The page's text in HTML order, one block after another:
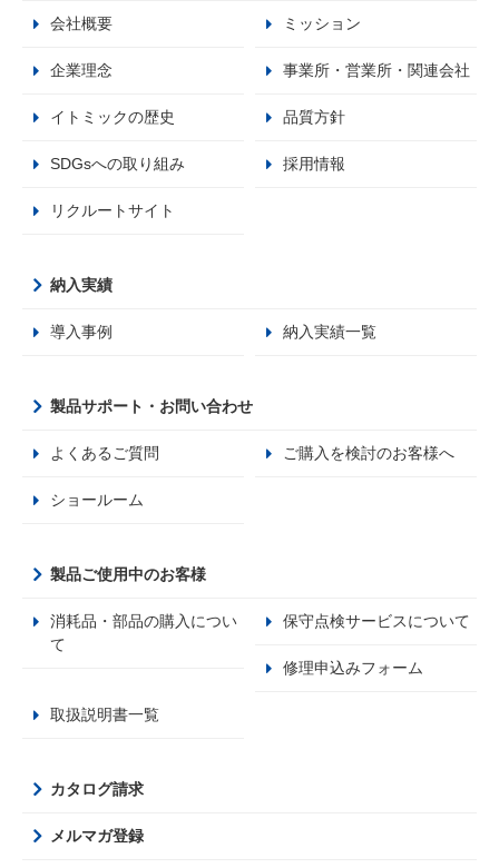
会社概要 ミッション
企業理念 事業所・営業所・関連会社
イトミックの歴史 品質方針
SDGsへの取り組み 採用情報
リクルートサイト
納入実績
導入事例 納入実績一覧
製品サポート・お問い合わせ
よくあるご質問 ご購入を検討のお客様へ
ショールーム
製品ご使用中のお客様
消耗品・部品の購入につい
て
保守点検サービスについて
修理申込みフォーム
取扱説明書一覧
カタログ請求
メルマガ登録